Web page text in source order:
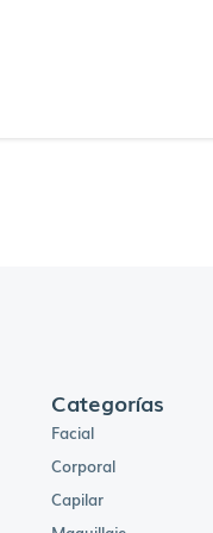
Categorías
Facial
Corporal
Capilar